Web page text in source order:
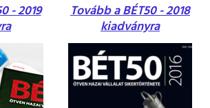
- 2019 Tovább a BÉT50 - 2018
kiadványra